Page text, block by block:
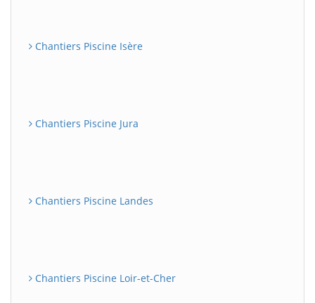
Chantiers Piscine Isère
Chantiers Piscine Jura
Chantiers Piscine Landes
Chantiers Piscine Loir-et-Cher